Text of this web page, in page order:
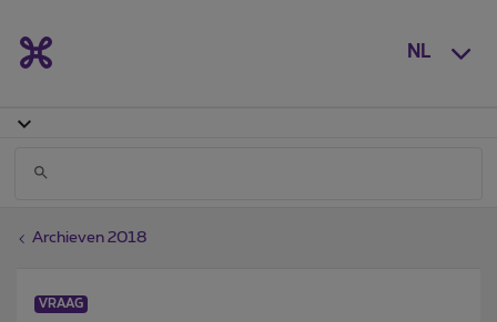
NL
Archieven 2018
VRAAG